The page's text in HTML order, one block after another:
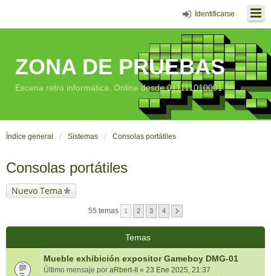
Identificarse
ZONA DE PRUEBAS
Escena retro informática. Online desde 011111010001
Índice general Sistemas Consolas portátiles
Consolas portátiles
Nuevo Tema
55 temas 1 2 3 4
Temas
Mueble exhibición expositor Gameboy DMG-01
Último mensaje por aRbert-II « 23 Ene 2025, 21:37